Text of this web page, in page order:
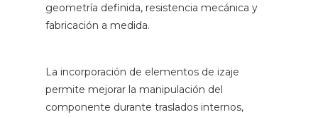
geometría definida, resistencia mecánica y
fabricación a medida.
La incorporación de elementos de izaje
permite mejorar la manipulación del
componente durante traslados internos,